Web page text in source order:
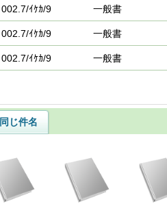
002.7/ｲｹｶ/9 一般書
002.7/ｲｹｶ/9 一般書
002.7/ｲｹｶ/9 一般書
同じ件名